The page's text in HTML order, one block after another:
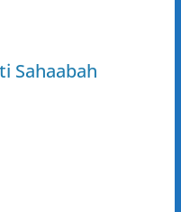
Sahaabah